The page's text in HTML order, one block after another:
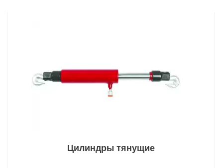
Цилиндры тянущие